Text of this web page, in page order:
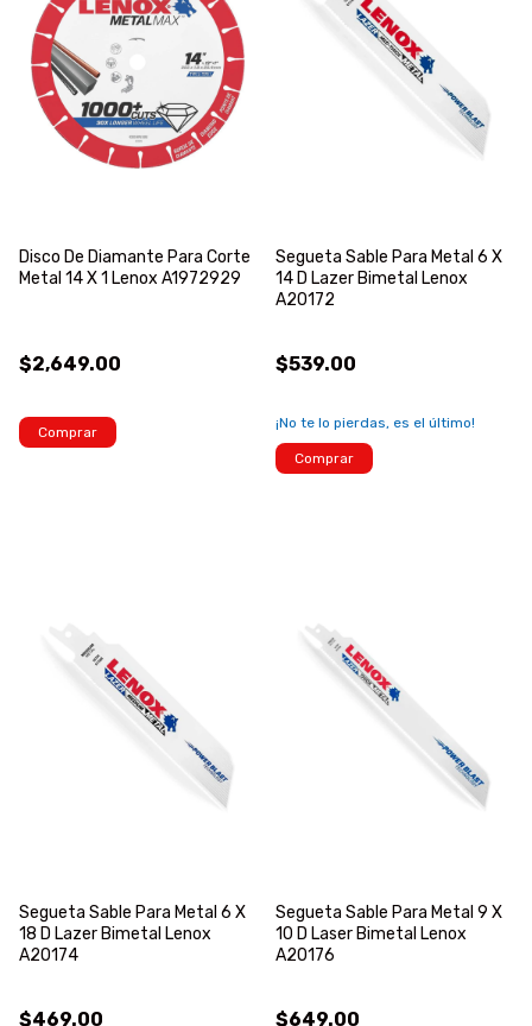
Disco De Diamante Para Corte
Metal 14 X 1 Lenox A1972929
$2,649.00
Comprar
Segueta Sable Para Metal 6 X
14 D Lazer Bimetal Lenox
A20172
$539.00
¡No te lo pierdas, es el último!
Comprar
Segueta Sable Para Metal 6 X
18 D Lazer Bimetal Lenox
A20174
$469.00
Segueta Sable Para Metal 9 X
10 D Laser Bimetal Lenox
A20176
$649.00